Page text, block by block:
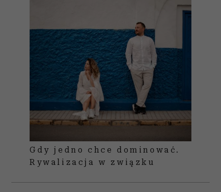
Gdy jedno chce dominować.
Rywalizacja w związku